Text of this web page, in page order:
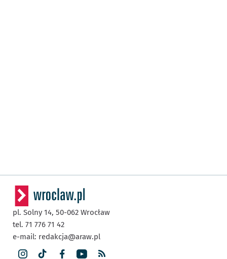
pl. Solny 14, 50-062 Wrocław
tel. 71 776 71 42
e-mail: redakcja@araw.pl